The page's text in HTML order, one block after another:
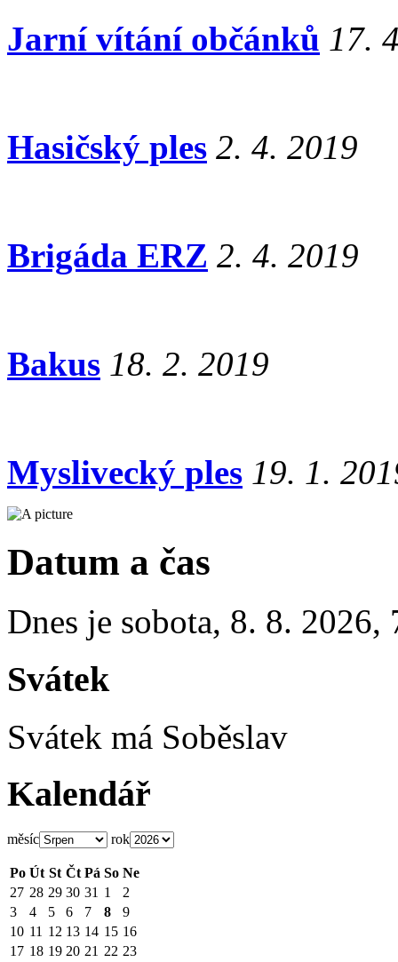
Jarní vítání občánků 17.
Hasičský ples 2. 4. 2019
Brigáda ERZ 2. 4. 2019
Bakus 18. 2. 2019
Myslivecký ples 19. 1.
Datum a čas
Dnes je sobota, 8. 8. 2026,
Svátek
Svátek má Soběslav
Kalendář
měsíc rok
Po Út St Čt Pá So Ne
27 28 29 30 31 1
2
3
4 5 6 7 8
9
10 11 12 13 14 15 16
17 18 19 20 21 22 23